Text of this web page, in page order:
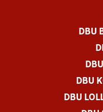
DBU
DBU
DBU